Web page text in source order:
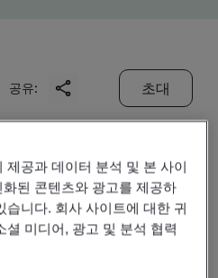
공유: 초대
제공과 데이터 분석 및 본 사이
된 콘텐츠와 광고를 제공하
습니다. 회사 사이트에 대한 귀
셜 미디어, 광고 및 분석 협력